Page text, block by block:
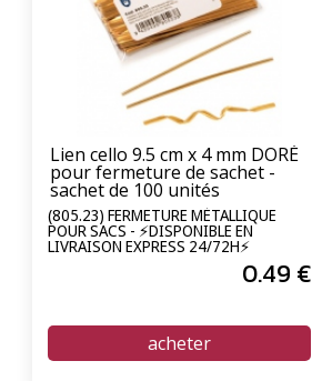
Lien cello 9.5 cm x 4 mm DORÉ
pour fermeture de sachet -
sachet de 100 unités
(805.23) FERMETURE MÉTALLIQUE
POUR SACS - ⚡DISPONIBLE EN
LIVRAISON EXPRESS 24/72H⚡
0.49 €